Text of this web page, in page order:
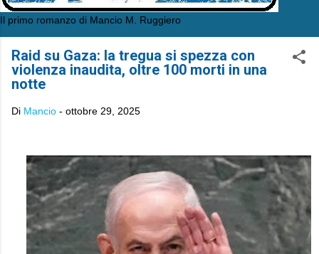
Il primo romanzo di Mancio M. Ruggiero
Raid su Gaza: la tregua si spezza con
violenza inaudita, oltre 100 morti in una
notte
Di Mancio - ottobre 29, 2025